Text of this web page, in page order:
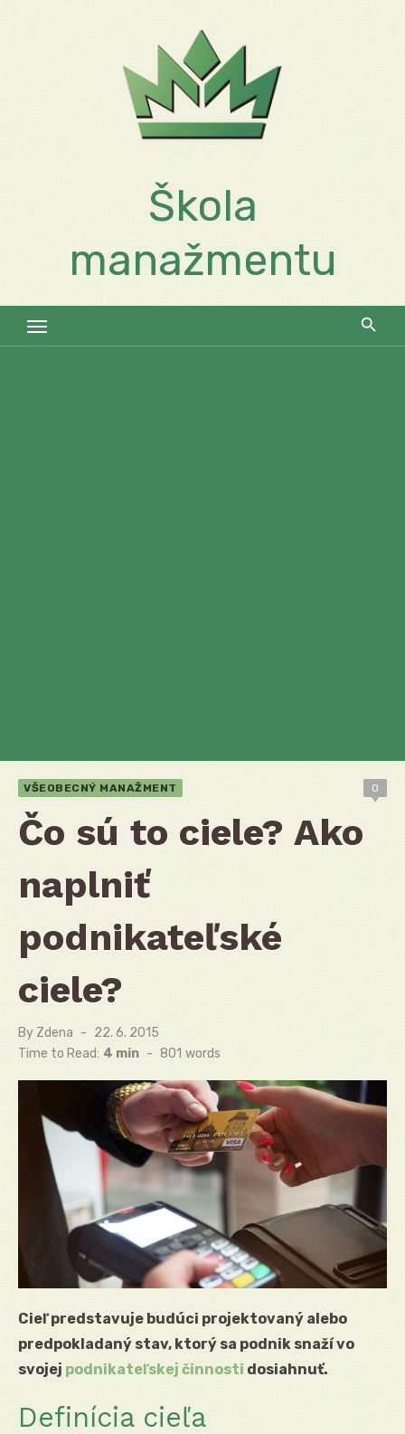
Škola
manažmentu
VŠEOBECNÝ MANAŽMENT 0
Čo sú to ciele? Ako
naplniť
podnikateľské
ciele?
By Zdena
Posted
on
22. 6. 2015
Time to Read: 4 min - 801 words
Cieľ predstavuje budúci projektovaný alebo
predpokladaný stav, ktorý sa podnik snaží vo
svojej podnikateľskej činnosti dosiahnuť.
Definícia cieľa